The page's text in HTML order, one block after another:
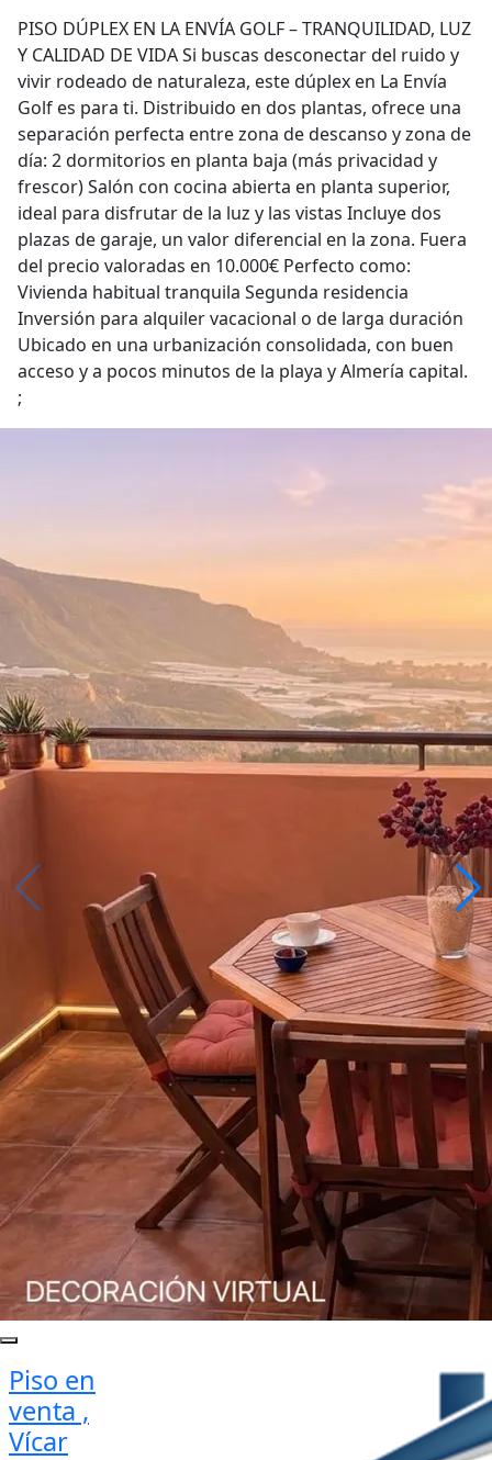
PISO DÚPLEX EN LA ENVÍA GOLF – TRANQUILIDAD, LUZ
Y CALIDAD DE VIDA Si buscas desconectar del ruido y
vivir rodeado de naturaleza, este dúplex en La Envía
Golf es para ti. Distribuido en dos plantas, ofrece una
separación perfecta entre zona de descanso y zona de
día: 2 dormitorios en planta baja (más privacidad y
frescor) Salón con cocina abierta en planta superior,
ideal para disfrutar de la luz y las vistas Incluye dos
plazas de garaje, un valor diferencial en la zona. Fuera
del precio valoradas en 10.000€ Perfecto como:
Vivienda habitual tranquila Segunda residencia
Inversión para alquiler vacacional o de larga duración
Ubicado en una urbanización consolidada, con buen
acceso y a pocos minutos de la playa y Almería capital.
;
Piso en
venta ,
Vícar